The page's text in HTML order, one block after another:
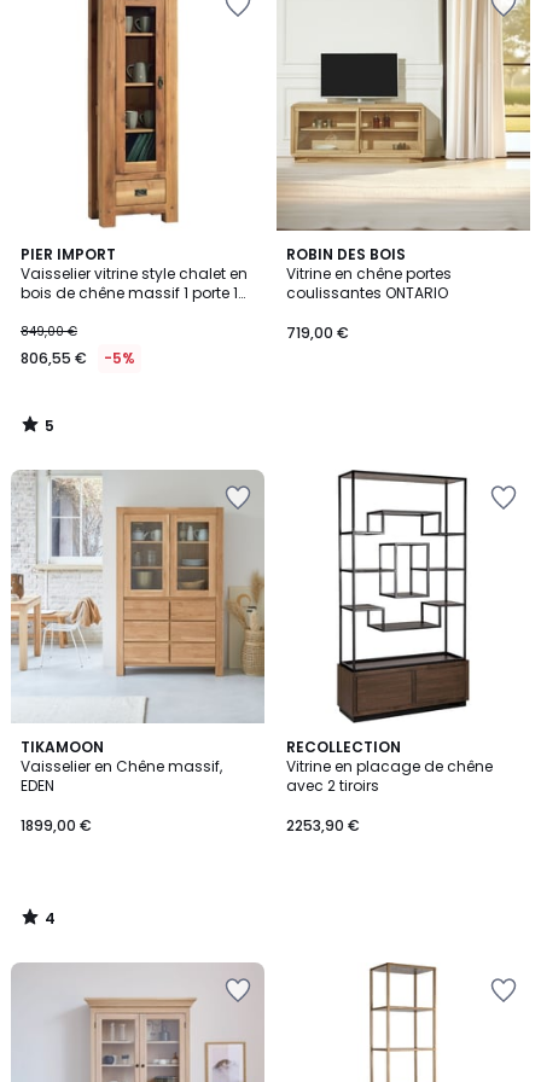
PIER IMPORT
Vaisselier vitrine style chalet en
bois de chêne massif 1 porte 1
849,00 €
806,55 € -5%
5
/
5
5
/
ROBIN DES BOIS
Vitrine en chêne portes
coulissantes ONTARIO
719,00 €
TIKAMOON
Vaisselier en Chêne massif,
EDEN
1899,00 €
4
/
5
4
/
RECOLLECTION
Vitrine en placage de chêne
avec 2 tiroirs
2253,90 €